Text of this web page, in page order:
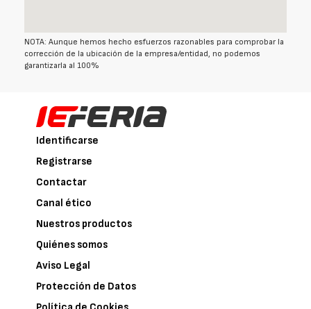
NOTA: Aunque hemos hecho esfuerzos razonables para comprobar la
corrección de la ubicación de la empresa/entidad, no podemos
garantizarla al 100%
Identificarse
Registrarse
Contactar
Canal ético
Nuestros productos
Quiénes somos
Aviso Legal
Protección de Datos